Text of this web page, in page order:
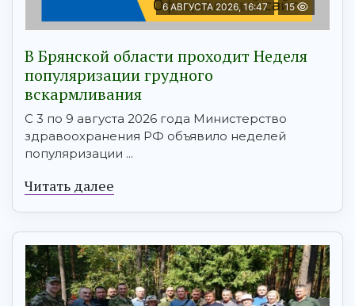
6 АВГУСТА 2026, 16:47 15
В Брянской области проходит Неделя
популяризации грудного
вскармливания
С 3 по 9 августа 2026 года Министерство
здравоохранения РФ объявило неделей
популяризации ...
Читать далее